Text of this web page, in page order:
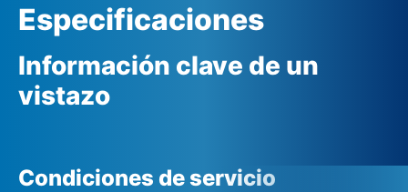
Especificaciones
Información clave de un
vistazo
Condiciones de servicio